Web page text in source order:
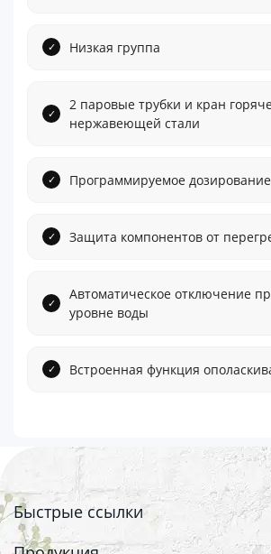
Низкая группа
2 паровые трубки и кран
нержавеющей стали
Программируемое дозирование
Защита компонентов от
Автоматическое отключение
уровне воды
Встроенная функция
Быстрые ссылки